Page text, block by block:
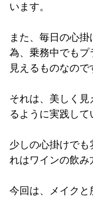
います。
また、毎日の心
為、乗務中でもプ
見えるものなので
それは、美しく
るように実践して
少しの心掛けで
れはワインの飲み
今回は、メイクと